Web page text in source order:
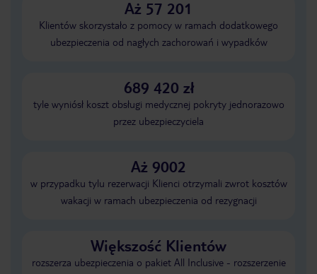
Aż 57 201
Klientów skorzystało z pomocy w ramach dodatkowego
ubezpieczenia od nagłych zachorowań i wypadków
689 420 zł
tyle wyniósł koszt obsługi medycznej pokryty jednorazowo
przez ubezpieczyciela
Aż 9002
w przypadku tylu rezerwacji Klienci otrzymali zwrot kosztów
wakacji w ramach ubezpieczenia od rezygnacji
Większość Klientów
rozszerza ubezpieczenia o pakiet All Inclusive - rozszerzenie